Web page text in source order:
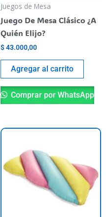
Juegos de Mesa
Juego De Mesa Clásico ¿A
Quién Elijo?
$43.000,00
Agregar al carrito
Comprar por WhatsApp